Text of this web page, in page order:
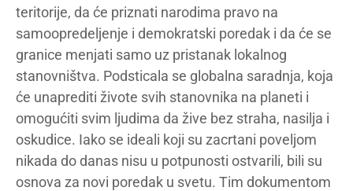
teritorije, da će priznati narodima pravo na
samoopredeljenje i demokratski poredak i da će se
granice menjati samo uz pristanak lokalnog
stanovništva. Podsticala se globalna saradnja, koja
će unaprediti živote svih stanovnika na planeti i
omogućiti svim ljudima da žive bez straha, nasilja i
oskudice. Iako se ideali koji su zacrtani poveljom
nikada do danas nisu u potpunosti ostvarili, bili su
osnova za novi poredak u svetu. Tim dokumentom